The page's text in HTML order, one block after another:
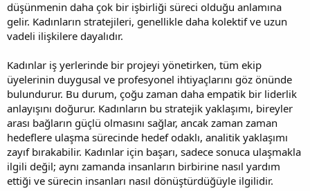
düşünmenin daha çok bir işbirliği süreci olduğu anlamına
gelir. Kadınların stratejileri, genellikle daha kolektif ve uzun
vadeli ilişkilere dayalıdır.
Kadınlar iş yerlerinde bir projeyi yönetirken, tüm ekip
üyelerinin duygusal ve profesyonel ihtiyaçlarını göz önünde
bulundurur. Bu durum, çoğu zaman daha empatik bir liderlik
anlayışını doğurur. Kadınların bu stratejik yaklaşımı, bireyler
arası bağların güçlü olmasını sağlar, ancak zaman zaman
hedeflere ulaşma sürecinde hedef odaklı, analitik yaklaşımı
zayıf bırakabilir. Kadınlar için başarı, sadece sonuca ulaşmakla
ilgili değil; aynı zamanda insanların birbirine nasıl yardım
ettiği ve sürecin insanları nasıl dönüştürdüğüyle ilgilidir.